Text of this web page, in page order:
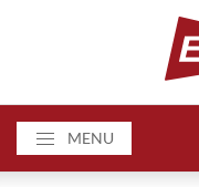
MENU